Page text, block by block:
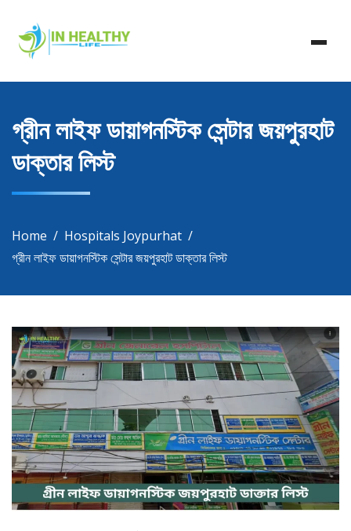
content
In Healthy Life
In Healthy Life, Healthy Life, Health Life, Doctor List,
Doctor Listing
গ্রীন লাইফ ডায়াগনস্টিক সেন্টার জয়পুরহাট
ডাক্তার লিস্ট
Home
Hospitals Joypurhat
গ্রীন লাইফ ডায়াগনস্টিক সেন্টার জয়পুরহাট ডাক্তার লিস্ট